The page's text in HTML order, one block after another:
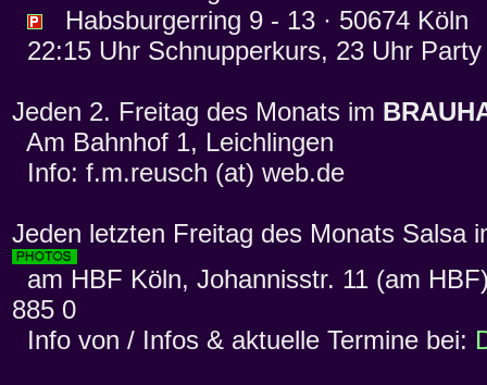
Habsburgerring 9 - 13 · 50674 Köln
22:15 Uhr Schnupperkurs, 23 Uhr Party
Jeden 2. Freitag des Monats im
Am Bahnhof 1, Leichlingen
Info: f.m.reusch (at) web.de
Jeden letzten Freitag des Monats Salsa
am HBF Köln, Johannisstr. 11 (am
885 0
Info von / Infos & aktuelle Termine bei: